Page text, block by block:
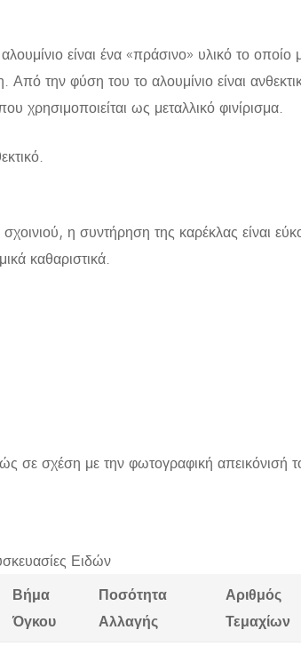
είναι ένα «πράσινο» υλικό το
Από την φύση του το αλουμίνιο είναι
χρησιμοποιείται ως μεταλλικό φινίρισμα.
η συντήρηση της καρέκλας είναι
καθαριστικά.
σε σχέση με την φωτογραφική απεικόνισή
Ειδών
Βήμα
Όγκου
Ποσότητα
Αλλαγής
Αριθμός
Τεμαχίων